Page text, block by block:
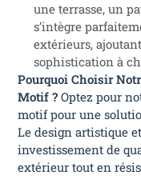
une terrasse, un
s’intègre
extérieurs,
sophistication à
Pourquoi Choisir
Motif ? Optez pour
motif pour une
Le design artistique
investissement de
extérieur tout en